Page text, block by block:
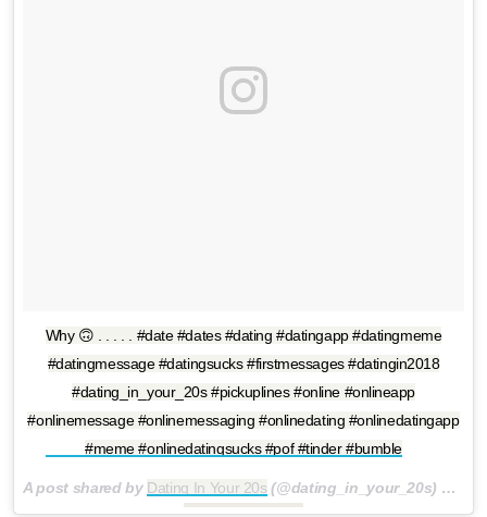
Why 🙃 . . . . . #date #dates #dating #datingapp #datingmeme
#datingmessage #datingsucks #firstmessages #datingin2018
#dating_in_your_20s #pickuplines #online #onlineapp
#onlinemessage #onlinemessaging #onlinedating #onlinedatingapp
#meme #onlinedatingsucks #pof #tinder #bumble
A post shared by Dating In Your 20s (@dating_in_your_20s) on